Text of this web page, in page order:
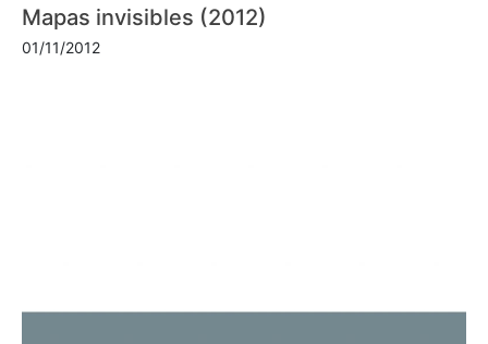
Mapas invisibles (2012)
01/11/2012